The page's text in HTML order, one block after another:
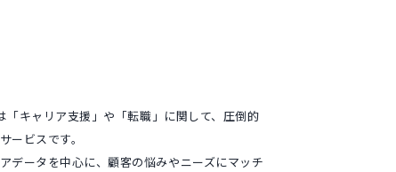
「キャリア支援」や「転職」に関して、圧倒的
ービスです。
データを中心に、顧客の悩みやニーズにマッチ